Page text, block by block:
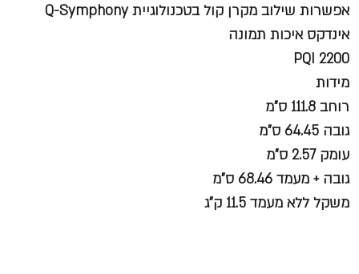
אפשרות שילוב מקרן קול בטכנולוגיית Q-Symphony
אינדקס איכות תמונה
PQI 2200
מידות
רוחב 111.8 ס"מ
גובה 64.45 ס"מ
עומק 2.57 ס"מ
גובה + מעמד 68.46 ס"מ
משקל ללא מעמד 11.5 ק"ג